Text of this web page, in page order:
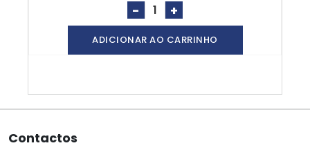
- +
ADICIONAR AO CARRINHO
Contactos